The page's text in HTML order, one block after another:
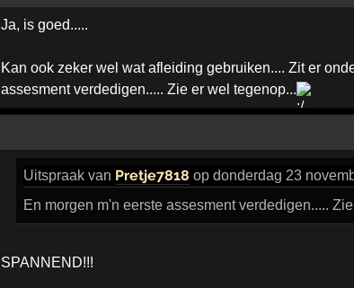
Ja, is goed.....
Kan ook zeker wel wat afleiding gebruiken.... Zit er
assesment verdedigen..... Zie er wel tegenop...
Uitspraakvan Pretje7818 op donderdag 23
En morgen m'n eerste assesment verdedigen.....
SPANNEND!!!